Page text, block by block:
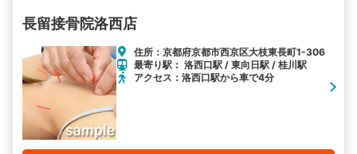
長留接骨院洛西店
住所：京都府京都市西京区大枝東長町1-306
最寄り駅： 洛西口駅 / 東向日駅 / 桂川駅
アクセス：洛西口駅から車で4分